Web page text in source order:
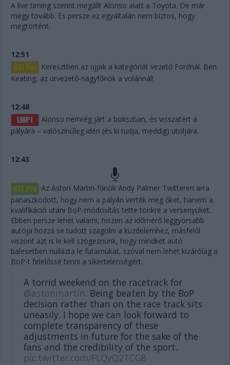
A live timing szerint megállt Alonso alatt a Toyota. De már
megy tovább. És persze ez egyáltalán nem biztos, hogy
megtörtént.
12:51
Keresztben az ujjak a kategóriát vezető Fordnál. Ben
Keating, az úrvezető-nagyfőnök a volánnál!
12:48
Alonso nemrég járt a bokszban, és visszatért a
pályára – valószínűleg idén (és ki tudja, meddig) utoljára.
12:43
Az Aston Martin-főnök Andy Palmer Twitteren arra
panaszkodott, hogy nem a pályán verték meg őket, hanem a
kvalifikáció utáni BoP-módosítás tette tönkre a versenyüket.
Ebben persze lehet valami, hiszen az időmérő leggyorsabb
autója hozzá se tudott szagolni a küzdelemhez, másfelől
viszont azt is le kell szögeznünk, hogy mindkét autó
balesetben nullázta le futamukat, szóval nem lehet kizárólag a
BoP-t felelőssé tenni a sikertelenségért.
A torrid weekend on the racetrack for
@astonmartin. Being beaten by the BoP
decision rather than on the race track sits
uneasily. I hope we can look forward to
complete transparency of these
adjustments in future for the sake of the
fans and the credibility of the sport.
pic.twitter.com/FLQyQ2TCG8